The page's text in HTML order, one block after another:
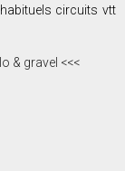
circuits vtt
& gravel <<<